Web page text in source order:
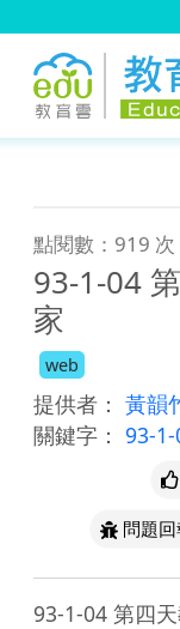
點閱數：919 次
93-1-04
家
web
提供者： 黃韻
關鍵字： 93-
問題
93-1-04 第四